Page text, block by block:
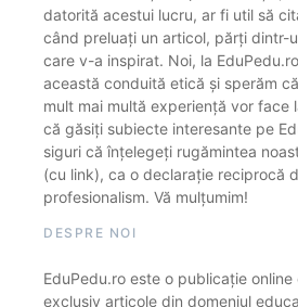
datorită acestui lucru, ar fi util să
când preluați un articol, părți dintr-
care v-a inspirat. Noi, la
această conduită etică și sperăm
mult mai multă experiență vor face
că găsiți subiecte interesante pe
siguri că înțelegeți rugămintea
(cu link), ca o declarație reciprocă
profesionalism. Vă mulțumim!
DESPRE NOI
EduPedu.ro este o publicație
exclusiv articole din domeniul